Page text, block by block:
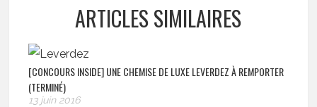
ARTICLES SIMILAIRES
[CONCOURS INSIDE] UNE CHEMISE DE LUXE LEVERDEZ À REMPORTER
(TERMINÉ)
13 juin 2016